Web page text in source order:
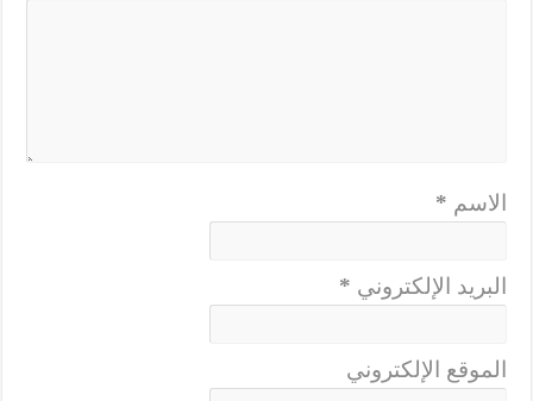
الاسم *
البريد الإلكتروني *
الموقع الإلكتروني